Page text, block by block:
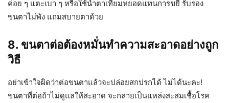
ค่อย ๆ แตะเบา ๆ หรือใช้น้ำตาเทียมหยอดแทนการขยี้ รับรอง
ขนตาไม่พัง แถมสบายตาด้วย
8. ขนตาต่อต้องหมั่นทำความสะอาดอย่างถูก
วิธี
อย่าเข้าใจผิดว่าต่อขนตาแล้วจะปล่อยสกปรกได้ ไม่ได้นะคะ!
ขนตาที่ต่อถ้าไม่ดูแลให้สะอาด จะกลายเป็นแหล่งสะสมเชื้อโรค